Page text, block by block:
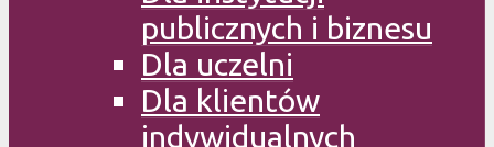
publicznych i biznesu
Dla uczelni
Dla klientów
indywidualnych